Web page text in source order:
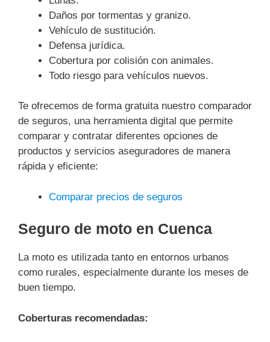
Daños por tormentas y granizo.
Vehículo de sustitución.
Defensa jurídica.
Cobertura por colisión con animales.
Todo riesgo para vehículos nuevos.
Te ofrecemos de forma gratuita nuestro comparador
de seguros, una herramienta digital que permite
comparar y contratar diferentes opciones de
productos y servicios aseguradores de manera
rápida y eficiente:
Comparar precios de seguros
Seguro de moto en Cuenca
La moto es utilizada tanto en entornos urbanos
como rurales, especialmente durante los meses de
buen tiempo.
Coberturas recomendadas: